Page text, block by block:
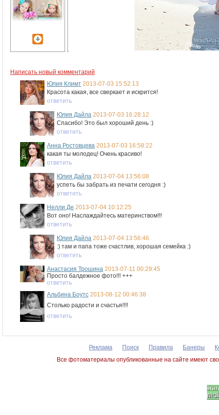
Написать новый комментарий
Юлия Климт 2013-07-03 15:52:13
Красота какая, все сверкает и искрится!
ответить
Юлия Дайла 2013-07-03 16:28:12
Спасибо! Это был хороший день :)
ответить
Анна Ростовцева 2013-07-03 16:58:22
какая ты молодец! Очень красиво!
ответить
Юлия Дайла 2013-07-04 13:56:08
успеть бы забрать из печати сегодня :)
ответить
Нелли Де 2013-07-04 10:12:25
Вот оно! Наслаждайтесь материнством!!!
ответить
Юлия Дайла 2013-07-04 13:56:46
:) там и папа тоже счастлив, хорошая семейка :)
ответить
Анастасия Трошина 2013-07-11 00:29:45
Просто балдежное фото!!! +++
ответить
Альбина Боутс 2013-08-12 00:46:38
Столько радости и счастья!!!!
ответить
Реклама Поиск Правила Банеры
Все фотоматериалы опубликованные на сайте имеют